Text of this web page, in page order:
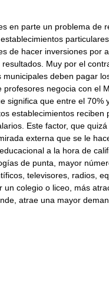
en parte un problema de
de hacer inversiones por
Muy por el
municipales deben pagar
profesores negocia con el
significa que entre el 70%
establecimientos reciben
Este factor, que
externa que se le
a la hora de
de punta, mayor
televisores, radios,
un colegio o liceo, más
atrae una mayor